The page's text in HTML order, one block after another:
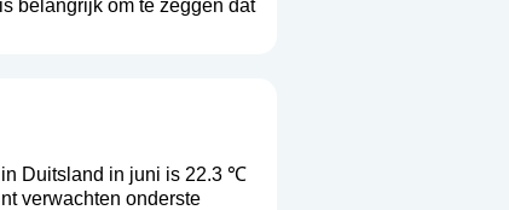
belangrijk om te zeggen dat
Duitsland in juni is 22.3 ℃
verwachten onderste